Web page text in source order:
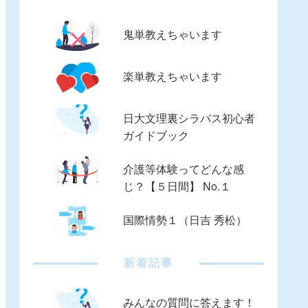
鬼単教えちゃいます
楽単教えちゃいます
日大文理裏シラバス初心者
ガイドブック
介護等体験ってどんな感
じ？【５日間】 No.１
国際情勢１（日吉 秀松）
新着記事
みんなの質問に答えます！